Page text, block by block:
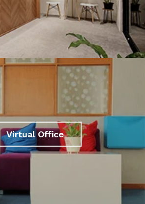
Virtual Office